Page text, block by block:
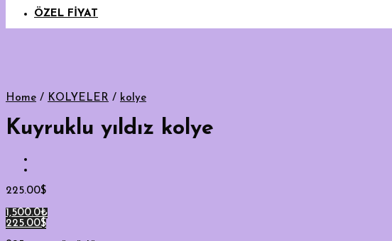
ÖZEL FİYAT
Home / KOLYELER / kolye
Kuyruklu yıldız kolye
225.00$
1,500.0₺
225.00$